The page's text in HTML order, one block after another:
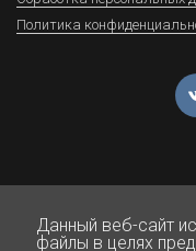
Политика
© Юрист Онлайн -
Данный веб-сайт
файлы в целях